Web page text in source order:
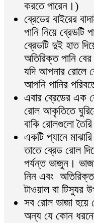
করতে পারেন।)
ব্রেডের বাইরের
পানি নিয়ে
ব্রেডটি দুই হাত
অতিরিক্ত পানি
যদি আপনার রোলে
আপনি পানির
এবার ব্রেডের এক
রোল আকৃতিতে
বাকি রোলগুলো
একটি প্যানে
তাতে ব্রেড রোল
পর্যন্ত ভাজুন।
নিন এবং
টাওয়াল বা টিস্যুর
সব রোল ভাজা হয়ে
অন্য যে কোন